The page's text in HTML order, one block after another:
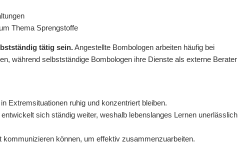
Thema Sprengstoffe
tätig sein.Angestellte Bombologen arbeiten häufig bei
während selbstständige Bombologen ihre Dienste als externe Berater
Extremsituationen ruhig und konzentriert bleiben.
sich ständig weiter, weshalb lebenslanges Lernen unerlässlich
können, um effektiv zusammenzuarbeiten.